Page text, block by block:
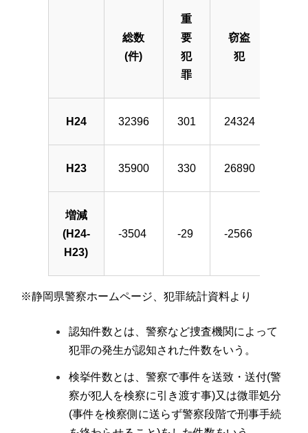
総数
(件)
重
要
犯
罪
窃盗
犯
H24 32396 301 24324
H23 35900 330 26890
増減
(H24-
H23)
-3504 -29 -2566
※静岡県警察ホームページ、犯罪統計資料より
認知件数とは、警察など捜査機関によって
犯罪の発生が認知された件数をいう。
検挙件数とは、警察で事件を送致・送付(警
察が犯人を検察に引き渡す事)又は微罪処分
(事件を検察側に送らず警察段階で刑事手続